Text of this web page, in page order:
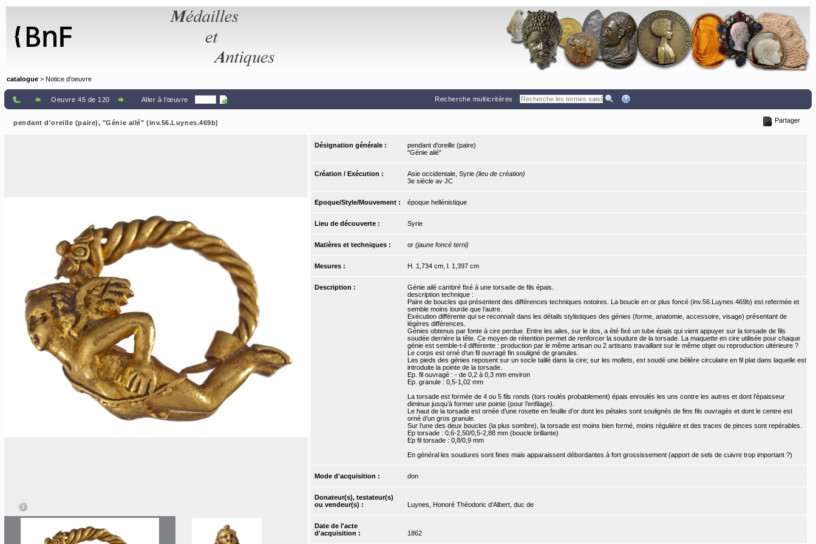
catalogue > Notice d'oeuvre
Oeuvre 45 de 120 Aller à l'œuvre Recherche multicritères
pendant d'oreille (paire), "Génie ailé" (inv.56.Luynes.469b) Partager
Désignation générale :
pendant d'oreille (paire)
"Génie ailé"
Création / Exécution : Asie occidentale, Syrie (lieu de création)
3e siècle av JC
Epoque/Style/Mouvement : époque hellénistique
Lieu de découverte : Syrie
Matières et techniques : or (jaune foncé terni)
Mesures : H. 1,734 cm, l. 1,397 cm
Description :
Génie ailé cambré fixé à une torsade de fils épais.
description technique :
Paire de boucles qui présentent des différences techniques notoires. La boucle en or plus foncé (inv.56.Luynes.469b) est refermée et
semble moins lourde que l’autre.
Exécution différente qui se reconnaît dans les détails stylistiques des génies (forme, anatomie, accessoire, visage) présentant de
légères différences.
Génies obtenus par fonte à cire perdue. Entre les ailes, sur le dos, a été fixé un tube épais qui vient appuyer sur la torsade de fils
soudée derrière la tête. Ce moyen de rétention permet de renforcer la soudure de la torsade. La maquette en cire utilisée pour chaque
génie est semble-t-il différente : production par le même artisan ou 2 artisans travaillant sur le même objet ou reproduction ultérieure ?
Le corps est orné d’un fil ouvragé fin souligné de granules.
Les pieds des génies reposent sur un socle taillé dans la cire; sur les mollets, est soudé une bélière circulaire en fil plat dans laquelle est
introduite la pointe de la torsade.
Ep. fil ouvragé : - de 0,2 à 0,3 mm environ
Ep. granule : 0,5-1,02 mm
La torsade est formée de 4 ou 5 fils ronds (tors roulés probablement) épais enroulés les uns contre les autres et dont l’épaisseur
diminue jusqu’à former une pointe (pour l’enfilage).
Le haut de la torsade est ornée d’une rosette en feuille d’or dont les pétales sont soulignés de fins fils ouvragés et dont le centre est
orné d’un gros granule.
Sur l’une des deux boucles (la plus sombre), la torsade est moins bien formé, moins régulière et des traces de pinces sont repérables.
Ep torsade : 0,6-2,50/0,5-2,88 mm (boucle brillante)
Ep fil torsade : 0,8/0,9 mm
En général les soudures sont fines mais apparaissent débordantes à fort grossissement (apport de sels de cuivre trop important ?)
Mode d'acquisition : don
Donateur(s), testateur(s)
ou vendeur(s) :
Luynes, Honoré Théodoric d’Albert, duc de
Date de l'acte
d'acquisition :
1862